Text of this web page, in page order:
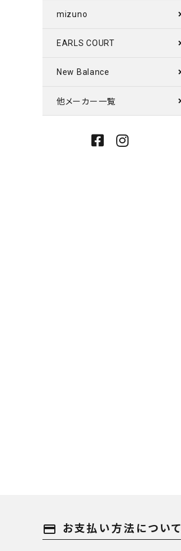
mizuno
EARLS COURT
New Balance
他メーカー一覧
payment お支払い方法について